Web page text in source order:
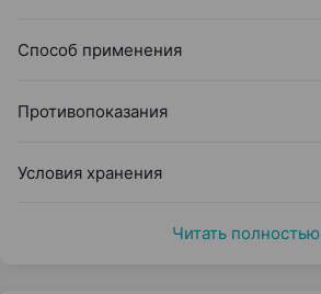
Способ применения
Противопоказания
Условия хранения
Читать полностью